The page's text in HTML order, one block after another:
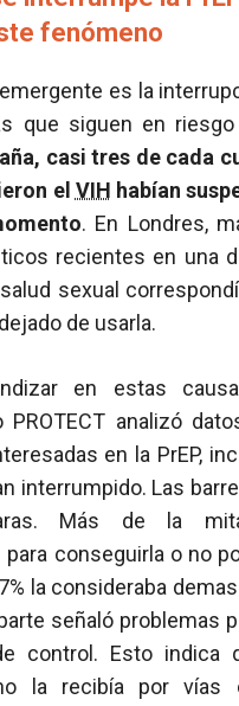
fenómeno
es la
que siguen en riesgo
casi tres de cada
el VIH habían
. En Londres,
recientes en una
sexual
de usarla.
en estas
PROTECT analizó
en la PrEP,
interrumpido. Las
Más de la
conseguirla o no
la consideraba
señaló problemas
control. Esto indica
la recibía por vías